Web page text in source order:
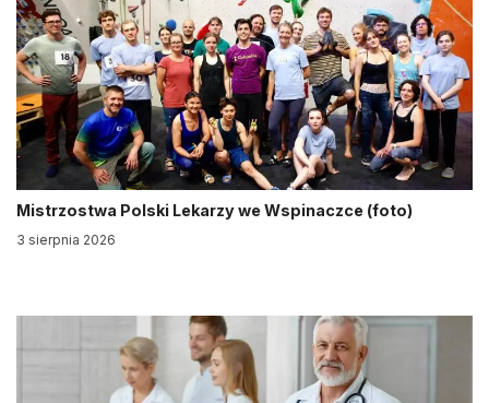
Mistrzostwa Polski Lekarzy we Wspinaczce (foto)
3 sierpnia 2026